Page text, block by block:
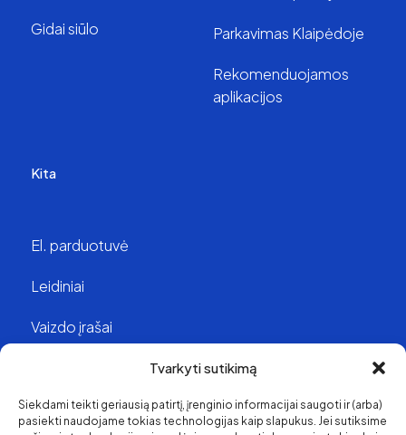
Tvarkyti sutikimą
Siekdami teikti geriausią patirtį, įrenginio informacijai saugoti ir (arba)
pasiekti naudojame tokias technologijas kaip slapukus. Jei sutiksime
Gidai siūlo Parkavimas Klaipėdoje
Rekomenduojamos
aplikacijos
Kita
El. parduotuvė
Leidiniai
Vaizdo įrašai
Struktūra ir kontaktai
Apie mus